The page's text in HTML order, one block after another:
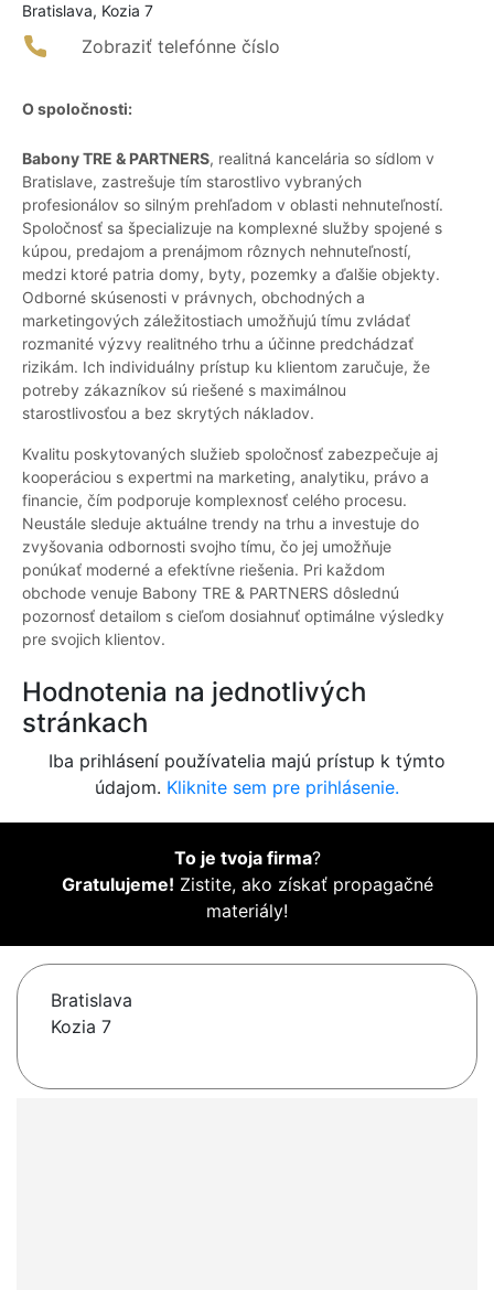
Bratislava, Kozia 7
Zobraziť telefónne číslo
O spoločnosti:
Babony TRE & PARTNERS, realitná kancelária so sídlom v
Bratislave, zastrešuje tím starostlivo vybraných
profesionálov so silným prehľadom v oblasti nehnuteľností.
Spoločnosť sa špecializuje na komplexné služby spojené s
kúpou, predajom a prenájmom rôznych nehnuteľností,
medzi ktoré patria domy, byty, pozemky a ďalšie objekty.
Odborné skúsenosti v právnych, obchodných a
marketingových záležitostiach umožňujú tímu zvládať
rozmanité výzvy realitného trhu a účinne predchádzať
rizikám. Ich individuálny prístup ku klientom zaručuje, že
potreby zákazníkov sú riešené s maximálnou
starostlivosťou a bez skrytých nákladov.
Kvalitu poskytovaných služieb spoločnosť zabezpečuje aj
kooperáciou s expertmi na marketing, analytiku, právo a
financie, čím podporuje komplexnosť celého procesu.
Neustále sleduje aktuálne trendy na trhu a investuje do
zvyšovania odbornosti svojho tímu, čo jej umožňuje
ponúkať moderné a efektívne riešenia. Pri každom
obchode venuje Babony TRE & PARTNERS dôslednú
pozornosť detailom s cieľom dosiahnuť optimálne výsledky
pre svojich klientov.
Hodnotenia na jednotlivých
stránkach
Iba prihlásení používatelia majú prístup k týmto
údajom. Kliknite sem pre prihlásenie.
To je tvoja firma?
Gratulujeme! Zistite, ako získať propagačné
materiály!
Bratislava
Kozia 7